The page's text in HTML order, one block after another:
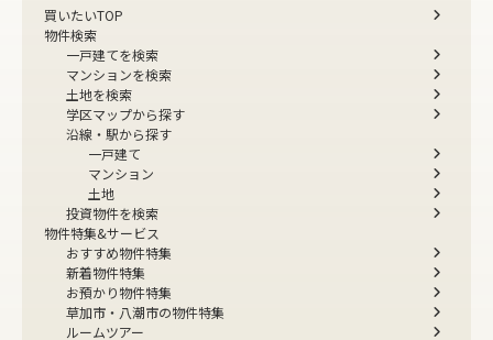
買いたいTOP
物件検索
一戸建てを検索
マンションを検索
土地を検索
学区マップから探す
沿線・駅から探す
一戸建て
マンション
土地
投資物件を検索
物件特集&サービス
おすすめ物件特集
新着物件特集
お預かり物件特集
草加市・八潮市の物件特集
ルームツアー